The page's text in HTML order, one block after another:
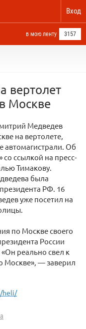
Вход
в мою ленту 3157
вертолет
Москве
Медведев
на вертолете,
автомагистрали. Об
ссылкой на пресс-
Тимакову.
была
РФ. 16
уже посетил на
по Москве своего
России
реально свел к
Москве», — заверил
heli/